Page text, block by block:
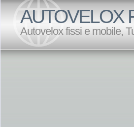
AUTOVELOX
Autovelox fissi e mobile,